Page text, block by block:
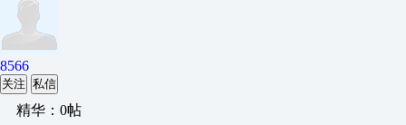
8566
关注 私信
精华：0帖